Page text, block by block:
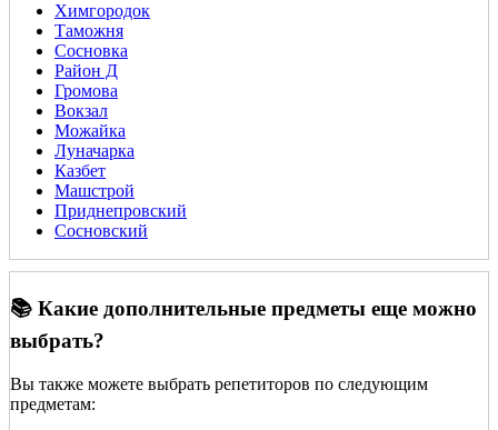
Химгородок
Таможня
Сосновка
Район Д
Громова
Вокзал
Можайка
Луначарка
Казбет
Машстрой
Приднепровский
Сосновский
📚 Какие дополнительные предметы еще можно
выбрать?
Вы также можете выбрать репетиторов по следующим
предметам: